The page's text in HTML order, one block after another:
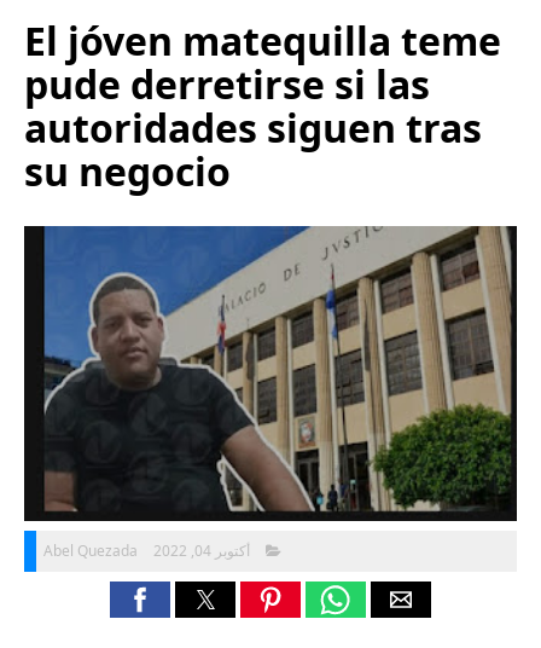
El jóven matequilla teme
pude derretirse si las
autoridades siguen tras
su negocio
Abel Quezada أكتوبر 04, 2022